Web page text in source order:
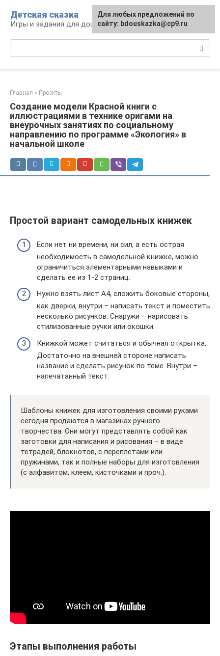
контенту
Детская сказка
Игры и задания для дошкольников
Главная » Проекты
Создание модели Красной книги с
иллюстрациями в технике оригами на
внеурочных занятиях по социальному
направлению по программе «Экология» в
начальной школе
Простой вариант самодельных книжек
Если нет ни времени, ни сил, а есть острая
необходимость в самодельной книжке, можно
ограничиться элементарными навыками и
сделать ее из 1-2 страниц.
Нужно взять лист А4, сложить боковые стороны,
как дверки, внутри – написать текст и поместить
несколько рисунков. Снаружи – нарисовать
стилизованные ручки или окошки.
Книжкой может считаться и обычная открытка.
Достаточно на внешней стороне написать
название и сделать рисунок по теме. Внутри –
напечатанный текст.
Шаблоны книжек для изготовления своими руками
сегодня продаются в магазинах ручного
творчества. Они могут представлять собой как
заготовки для написания и рисования – в виде
тетрадей, блокнотов, с переплетами или
пружинами, так и полные наборы для изготовления
(с алфавитом, клеем, кисточками и проч.).
Этапы выполнения работы
Для любых предложений по
сайту: bdouskazka@cp9.ru